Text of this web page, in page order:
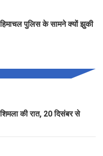
पुलिस के सामने क्यों झुकी
की रात, 20 दिसंबर से